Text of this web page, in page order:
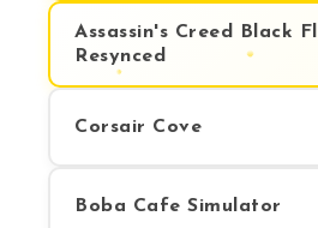
Assassin's Creed Black
Resynced
Corsair Cove
Boba Cafe Simulator